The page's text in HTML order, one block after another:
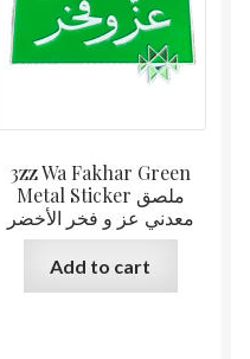
3zz Wa Fakhar Green
Metal Sticker ملصق
معدني عز و فخر الأخضر
Add to cart